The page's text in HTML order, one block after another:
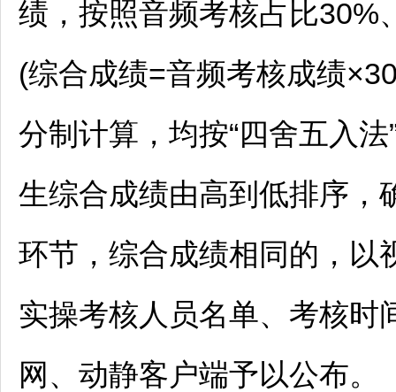
绩，按照音频考核占比30%
(综合成绩=音频考核成绩
分制计算，均按“四舍五入
生综合成绩由高到低排序，
环节，综合成绩相同的，以
实操考核人员名单、考核时
网、动静客户端予以公布。